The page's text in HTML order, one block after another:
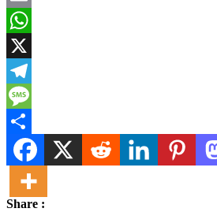
Email
WhatsApp
X
Telegram
Message
Share
Share :